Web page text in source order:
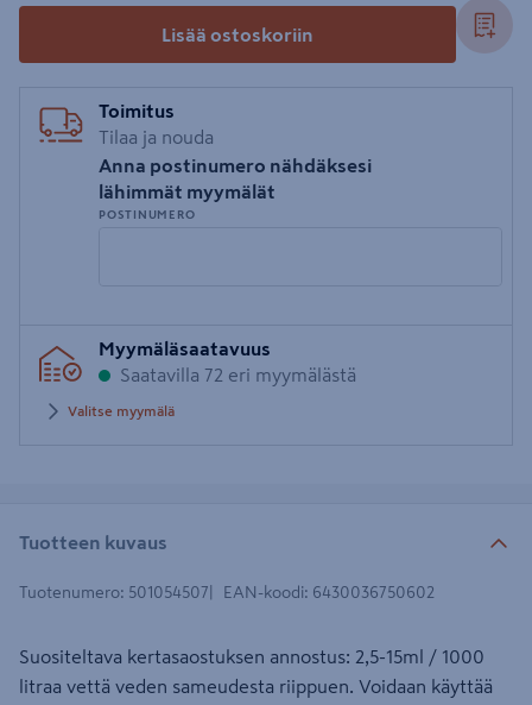
Lisää ostoskoriin
Toimitus
Tilaa ja nouda
Anna postinumero nähdäksesi
lähimmät myymälät
POSTINUMERO
postinumero
Myymäläsaatavuus
Saatavilla 72 eri myymälästä
Valitse myymälä
Tuotteen kuvaus
Tuotenumero: 501054507 EAN-koodi: 6430036750602
Suositeltava kertasaostuksen annostus: 2,5-15ml / 1000
litraa vettä veden sameudesta riippuen. Voidaan käyttää